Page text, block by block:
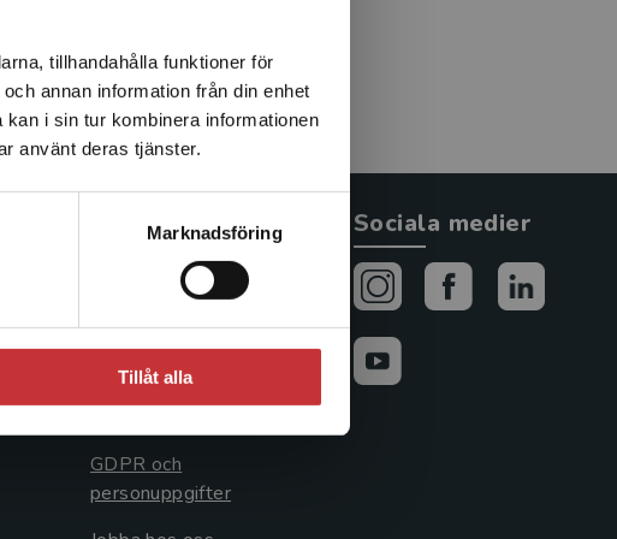
tillhandahålla funktioner för
annan information från din enhet
i sin tur kombinera informationen
använt deras tjänster.
Marknadsföring
Tillåt alla
en
Allmänna länkar
Avtal och rättigheter
Cookies
GDPR och
personuppgifter
Sociala medier